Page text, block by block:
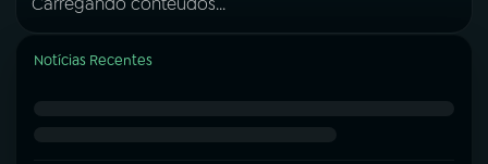
Notícias Recentes